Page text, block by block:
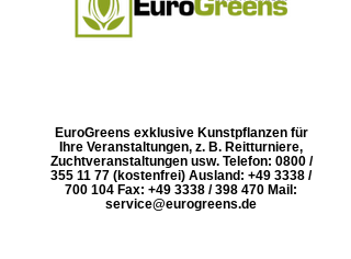
EuroGreens exklusive Kunstpflanzen für
Ihre Veranstaltungen, z. B. Reitturniere,
Zuchtveranstaltungen usw. Telefon: 0800 /
355 11 77 (kostenfrei) Ausland: +49 3338 /
700 104 Fax: +49 3338 / 398 470 Mail:
service@eurogreens.de